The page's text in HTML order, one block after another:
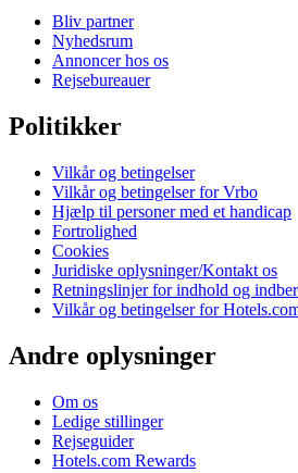
Bliv partner
Nyhedsrum
Annoncer hos os
Rejsebureauer
Politikker
Vilkår og betingelser
Vilkår og betingelser for Vrbo
Hjælp til personer med et handicap
Fortrolighed
Cookies
Juridiske oplysninger/Kontakt os
Retningslinjer for indhold og
Vilkår og betingelser for
Andre oplysninger
Om os
Ledige stillinger
Rejseguider
Hotels.com Rewards